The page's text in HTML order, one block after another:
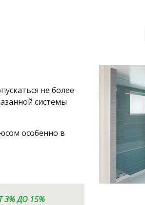
не более
системы
особенно в
3% ДО 15%